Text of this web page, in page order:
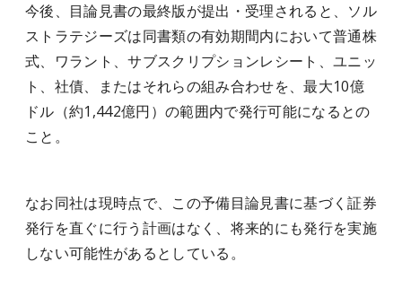
今後、目論見書の最終版が提出・受理されると、ソル
ストラテジーズは同書類の有効期間内において普通株
式、ワラント、サブスクリプションレシート、ユニッ
ト、社債、またはそれらの組み合わせを、最大10億
ドル（約1,442億円）の範囲内で発行可能になるとの
こと。
なお同社は現時点で、この予備目論見書に基づく証券
発行を直ぐに行う計画はなく、将来的にも発行を実施
しない可能性があるとしている。